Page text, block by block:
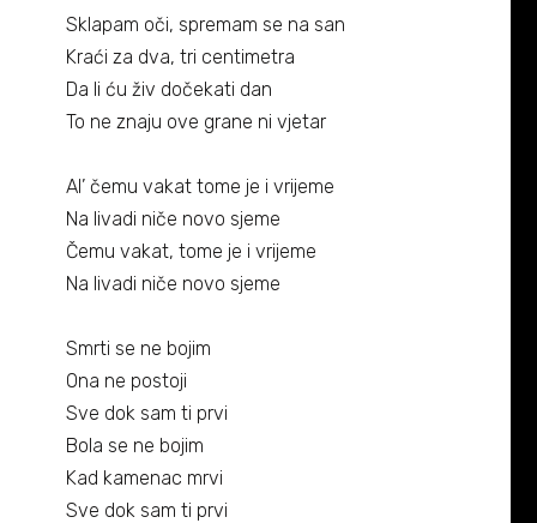
Sklapam oči, spremam se na san
Kraći za dva, tri centimetra
Da li ću živ dočekati dan
To ne znaju ove grane ni vjetar
Al’ čemu vakat tome je i vrijeme
Na livadi niče novo sjeme
Čemu vakat, tome je i vrijeme
Na livadi niče novo sjeme
Smrti se ne bojim
Ona ne postoji
Sve dok sam ti prvi
Bola se ne bojim
Kad kamenac mrvi
Sve dok sam ti prvi